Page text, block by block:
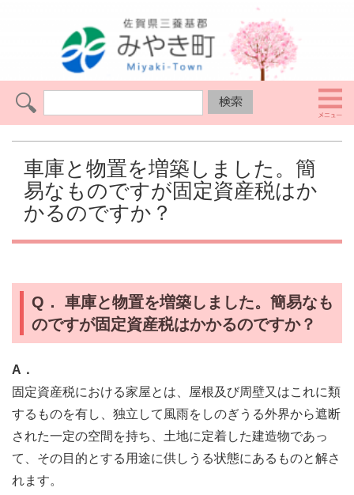
車庫と物置を増築しました。簡
易なものですが固定資産税はか
かるのですか？
Q．
車庫と物置を増築しました。簡易なも
のですが固定資産税はかかるのですか？
A．
固定資産税における家屋とは、屋根及び周壁又はこれに類
するものを有し、独立して風雨をしのぎうる外界から遮断
された一定の空間を持ち、土地に定着した建造物であっ
て、その目的とする用途に供しうる状態にあるものと解さ
れます。